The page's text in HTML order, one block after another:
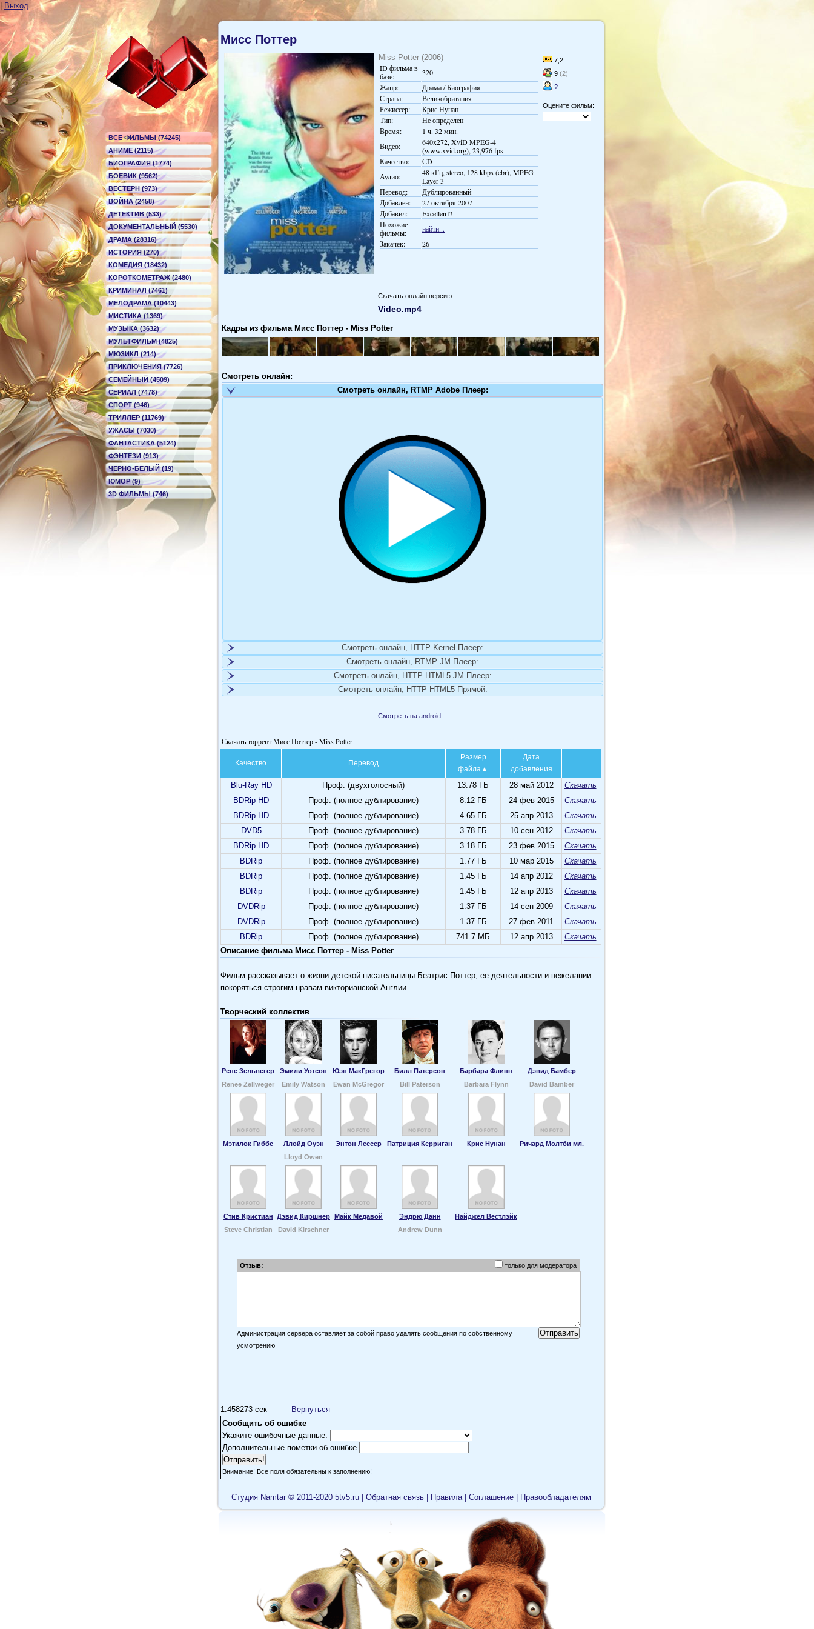
Выход
ВСЕ ФИЛЬМЫ (74245)
АНИМЕ (2115)
БИОГРАФИЯ (1774)
БОЕВИК (9562)
ВЕСТЕРН (973)
ВОЙНА (2458)
ДЕТЕКТИВ (533)
ДОКУМЕНТАЛЬНЫЙ (5530)
ДРАМА (28316)
ИСТОРИЯ (270)
КОМЕДИЯ (18432)
КОРОТКОМЕТРАЖ (2480)
КРИМИНАЛ (7461)
МЕЛОДРАМА (10443)
МИСТИКА (1369)
МУЗЫКА (3632)
МУЛЬТФИЛЬМ (4825)
МЮЗИКЛ (214)
ПРИКЛЮЧЕНИЯ (7726)
СЕМЕЙНЫЙ (4509)
СЕРИАЛ (7478)
СПОРТ (946)
ТРИЛЛЕР (11769)
УЖАСЫ (7030)
ФАНТАСТИКА (5124)
ФЭНТЕЗИ (913)
ЧЕРНО-БЕЛЫЙ (19)
ЮМОР (9)
3D ФИЛЬМЫ (746)
Мисс Поттер
7,2
9 (2)
?
Оцените фильм:
Miss Potter (2006)
ID фильма в
базе:
320
Жанр:
Драма / Биография
Страна:
Великобритания
Режиссер:
Крис Нунан
Тип:
Не определен
Время:
1 ч. 32 мин.
Видео:
640x272, XviD MPEG-4
(www.xvid.org), 23,976 fps
Качество:
СD
Аудио:
48 кГц, stereo, 128 kbps (cbr), MPEG
Layer-3
Перевод:
Дублированный
Добавлен:
27 октября 2007
Добавил:
ExcellenT!
Похожие
фильмы:
найти...
Закачек:
26
Скачать онлайн версию:
Video.mp4
Кадры из фильма Мисс Поттер - Miss Potter
Смотреть онлайн:
Смотреть онлайн, RTMP Adobe Плеер:
Смотреть онлайн, HTTP Kernel Плеер:
Смотреть онлайн, RTMP JM Плеер:
Смотреть онлайн, HTTP HTML5 JM Плеер:
Смотреть онлайн, HTTP HTML5 Прямой:
Смотреть на android
Скачать торрент Мисс Поттер - Miss Potter
Качество Перевод
Размер
файла
Дата
добавления
Blu-Ray HD Проф. (двухголосный) 13.78 ГБ 28 май 2012
Скачать
BDRip HD
Проф. (полное дублирование) 8.12 ГБ 24 фев 2015
Скачать
BDRip HD
Проф. (полное дублирование) 4.65 ГБ 25 апр 2013
Скачать
DVD5
Проф. (полное дублирование) 3.78 ГБ 10 сен 2012
Скачать
BDRip HD
Проф. (полное дублирование) 3.18 ГБ 23 фев 2015
Скачать
BDRip
Проф. (полное дублирование) 1.77 ГБ 10 мар 2015
Скачать
BDRip
Проф. (полное дублирование) 1.45 ГБ 14 апр 2012
Скачать
BDRip
Проф. (полное дублирование) 1.45 ГБ 12 апр 2013
Скачать
DVDRip
Проф. (полное дублирование) 1.37 ГБ 14 сен 2009
Скачать
DVDRip
Проф. (полное дублирование) 1.37 ГБ 27 фев 2011
Скачать
BDRip
Проф. (полное дублирование) 741.7 МБ 12 апр 2013
Скачать
Описание фильма Мисс Поттер - Miss Potter
Фильм рассказывает о жизни детской писательницы Беатрис Поттер, ее деятельности и нежелании
покоряться строгим нравам викторианской Англии…
Творческий коллектив
Рене Зельвегер Эмили Уотсон Юэн МакГрегор Билл Патерсон Барбара Флинн
Дэвид Бамбер
Renee Zellweger
Emily Watson Ewan McGregor Bill Paterson Barbara Flynn David Bamber
Мэтилок Гиббс Ллойд Оуэн Энтон Лессер Патриция Керриган Крис Нунан
Ричард Молтби мл.
Lloyd Owen
Стив Кристиан Дэвид Киршнер Майк Медавой Эндрю Данн
Найджел Вестлэйк
Steve Christian
David Kirschner Andrew Dunn
Отзыв: только для модератора
Администрация сервера оставляет за собой право удалять сообщения по собственному
усмотрению
1.458273 сек
Вернуться
Сообщить об ошибке
Укажите ошибочные данные:
Дополнительные пометки об ошибке
Внимание! Все поля обязательны к заполнению!
Cтудия Namtar © 2011-2020 5tv5.ru Обратная связь Правила| Cоглашение Правообладателям